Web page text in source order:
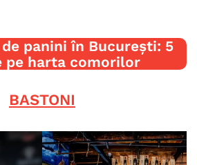
panini în București: 5
pe harta comorilor
BASTONI